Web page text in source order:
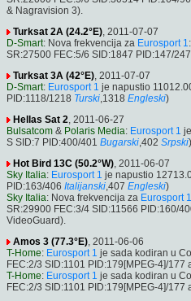
& Nagravision 3).
Turksat 2A (24.2°E), 2011-07-07
D-Smart: Nova frekvencija za Eurosport 1
SR:27500 FEC:5/6 SID:1847 PID:147/247
Turksat 3A (42°E), 2011-07-07
D-Smart: Eurosport 1 je napustio
PID:1118/1218 Turski,1318 Engleski)
Hellas Sat 2, 2011-06-27
Bulsatcom & Polaris Media: Eurosport 1
S SID:7 PID:400/401 Bugarski,402 Srpski)
Hot Bird 13C (50.2°W), 2011-06-07
Sky Italia: Eurosport 1 je napustio
PID:163/406 Italijanski,407 Engleski)
Sky Italia: Nova frekvencija za Eurosport 1
SR:29900 FEC:3/4 SID:11566 PID:160/
VideoGuard).
Amos 3 (77.3°E), 2011-06-06
T-Home: Eurosport 1 je sada kodiran u
FEC:2/3 SID:1101 PID:179[MPEG-4]/177
T-Home: Eurosport 1 je sada kodiran u
FEC:2/3 SID:1101 PID:179[MPEG-4]/177